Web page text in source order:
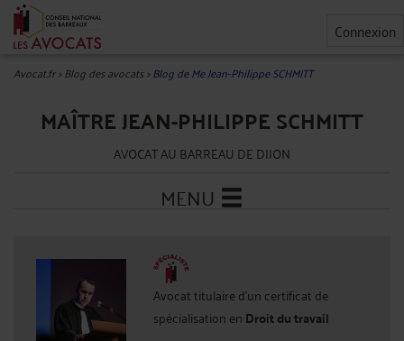
Connexion
Avocat.fr>Blog des avocats>Blog de Me Jean-Philippe SCHMITT
MAÎTRE JEAN-PHILIPPE SCHMITT
AVOCAT AU BARREAU DE DIJON
MENU
Avocat titulaire d'un certificat de
spécialisation en Droit du travail